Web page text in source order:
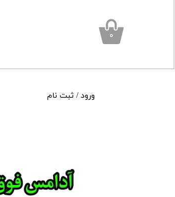
ورود / ثبت نام
خروج از حساب کاربری
۰